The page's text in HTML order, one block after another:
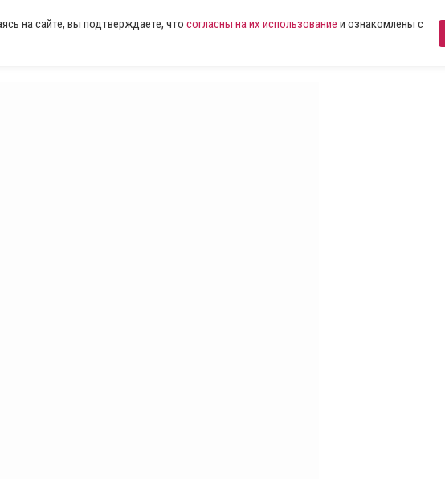
на сайте, вы подтверждаете, что согласны на их использование и ознакомлены с